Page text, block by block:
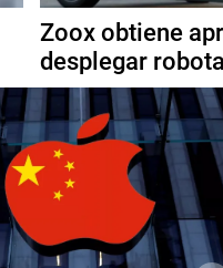
Zoox obtiene
desplegar